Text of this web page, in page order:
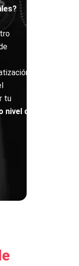
tu
nivel de